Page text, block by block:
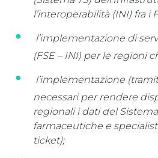
l’interoperabilità (INI) fra i
l’implementazione di
(FSE – INI) per le regioni
l’implementazione
necessari per rendere
regionali i dati del
farmaceutiche e
ticket);